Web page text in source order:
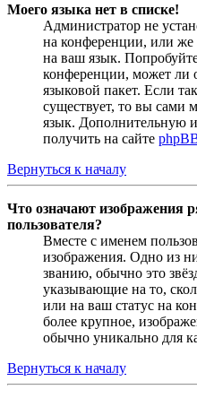
Моего языка нет в списке!
Администратор не
на конференции, или же
на ваш язык.
конференции, может ли
языковой пакет. Если
существует, то вы сами
язык. Дополнительную
получить на сайте
Вернуться к началу
Что означают изображения
пользователя?
Вместе с именем
изображения. Одно из
званию, обычно это
указывающие на то,
или на ваш статус на
более крупное,
обычно уникально для
Вернуться к началу